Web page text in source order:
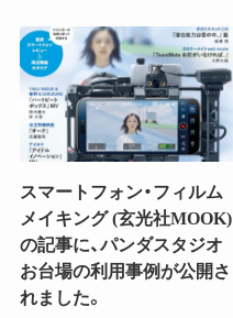
スマートフォン・フィルム
メイキング (玄光社MOOK)
の記事に、パンダスタジオ
お台場の利用事例が公開さ
れました。